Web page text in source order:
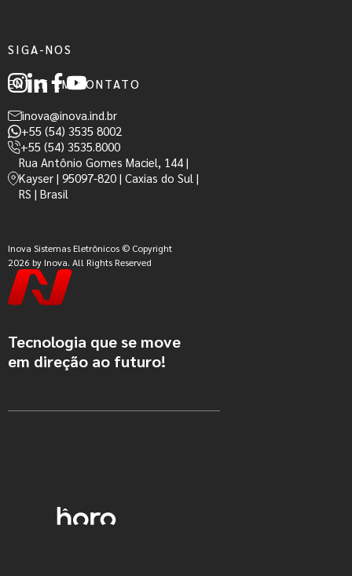
Tecnologia que se move
em direção ao futuro!
ENTRE EM CONTATO
inova@inova.ind.br
+55 (54) 3535 8002
+55 (54) 3535.8000
Rua Antônio Gomes Maciel, 144 |
Kayser | 95097-820 | Caxias do Sul |
RS | Brasil
Inova Sistemas Eletrônicos © Copyright
2026 by Inova. All Rights Reserved
SIGA-NOS